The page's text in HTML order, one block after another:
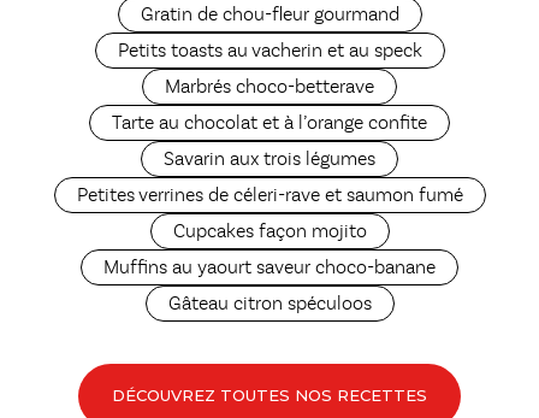
Gratin de chou-fleur gourmand
Petits toasts au vacherin et au speck
Marbrés choco-betterave
Tarte au chocolat et à l’orange confite
Savarin aux trois légumes
Petites verrines de céleri-rave et saumon fumé
Cupcakes façon mojito
Muffins au yaourt saveur choco-banane
Gâteau citron spéculoos
DÉCOUVREZ TOUTES NOS RECETTES